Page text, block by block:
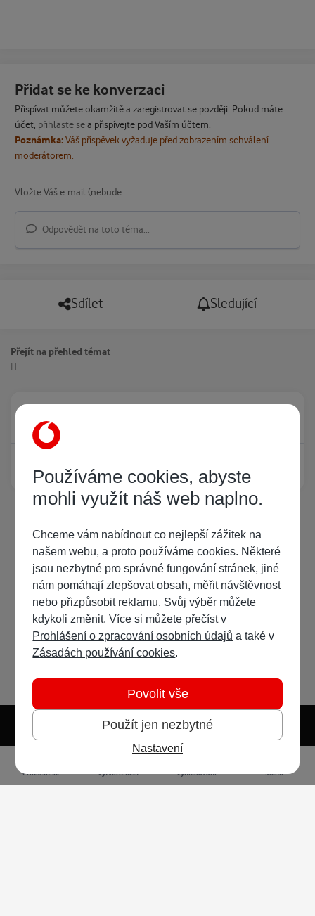
Přidat se ke konverzaci
Přispívat můžete okamžitě a zaregistrovat se později. Pokud máte
účet, přihlaste sea přispívejte pod Vaším účtem.
Poznámka:Váš příspěvek vyžaduje před zobrazením schválení
moderátorem.
Odpovědět na toto téma...
Sdílet Sledující
Přejít na přehled témat
Právě prohlíží tuto stránku
Žádný registrovaný uživatel si neprohlíží tuto stránku
Světlý režim Předvolba systému
Přihlásit se Vytvořit účet Vyhledávání Menu
Používáme cookies, abyste
mohli využít náš web naplno.
Chceme vám nabídnout co nejlepší zážitek na
našem webu, a proto používáme cookies. Některé
jsou nezbytné pro správné fungování stránek, jiné
nám pomáhají zlepšovat obsah, měřit návštěvnost
nebo přizpůsobit reklamu. Svůj výběr můžete
kdykoli změnit. Více si můžete přečíst v
Prohlášení o zpracování osobních údajů a také v
Zásadách používání cookies.
Použít jen nezbytné
Povolit vše
Nastavení